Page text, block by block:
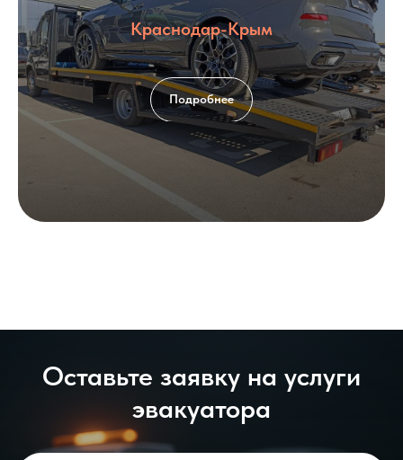
Краснодар-Крым
Подробнее
Оставьте заявку на услуги
эвакуатора